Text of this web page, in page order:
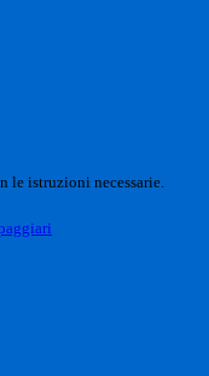
le istruzioni necessarie.